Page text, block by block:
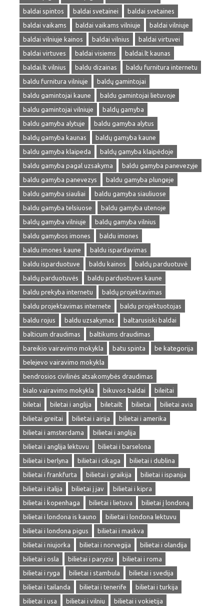
baldai spintos
baldai svetainei
baldai svetaines
baldai vaikams
baldai vaikams vilniuje
baldai vilniuje
baldai vilniuje kainos
baldai vilnius
baldai virtuvei
baldai virtuves
baldai visiems
baldai.lt kaunas
baldai.lt vilnius
baldu dizainas
baldu furnitura internetu
baldu furnitura vilniuje
baldų gamintojai
baldu gamintojai kaune
baldu gamintojai lietuvoje
baldu gamintojai vilniuje
baldų gamyba
baldu gamyba alytuje
baldu gamyba alytus
baldų gamyba kaunas
baldų gamyba kaune
baldu gamyba klaipeda
baldų gamyba klaipėdoje
baldu gamyba pagal uzsakyma
baldu gamyba panevezyje
baldu gamyba panevezys
baldu gamyba plungeje
baldu gamyba siauliai
baldu gamyba siauliuose
baldu gamyba telsiuose
baldu gamyba utenoje
baldų gamyba vilniuje
baldų gamyba vilnius
baldu gamybos imones
baldu imones
baldu imones kaune
baldu ispardavimas
baldu isparduotuve
baldu kainos
baldų parduotuvė
baldų parduotuvės
baldu parduotuves kaune
baldu prekyba internetu
baldų projektavimas
baldu projektavimas internete
baldu projektuotojas
baldu rojus
baldu uzsakymas
baltarusiski baldai
balticum draudimas
baltikums draudimas
bareikio vairavimo mokykla
batu spinta
be kategorija
belejevo vairavimo mokykla
bendrosios civilinės atsakomybės draudimas
bialo vairavimo mokykla
bikuvos baldai
bileitai
biletai
biletai i anglija biletailt bilietai
bilietai avia
bilietai greitai
bilietai i airija
bilietai i amerika
bilietai i amsterdama
bilietai i anglija
bilietai i anglija lektuvu
bilietai i barselona
bilietai i berlyna
bilietai i cikaga
bilietai i dublina
bilietai i frankfurta
bilietai i graikija
bilietai i ispanija
bilietai i italija
bilietai į jav
bilietai i kipra
bilietai i kopenhaga
bilietai i lietuva
bilietai į londoną
bilietai i londona is kauno
bilietai i londona lektuvu
bilietai i londona pigus
bilietai i maskva
bilietai i niujorka
bilietai i norvegija
bilietai i olandija
bilietai i osla
bilietai i paryziu
bilietai i roma
bilietai i ryga
bilietai i stambula
bilietai i svedija
bilietai i tailanda
bilietai i tenerife
bilietai i turkija
bilietai i usa
bilietai i vilniu
bilietai i vokietija